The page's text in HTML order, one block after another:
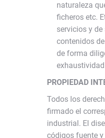
naturaleza
ficheros etc.
servicios y
contenidos
de forma
PROPIEDAD
Todos los
firmado el
industrial. El
códigos fuente y